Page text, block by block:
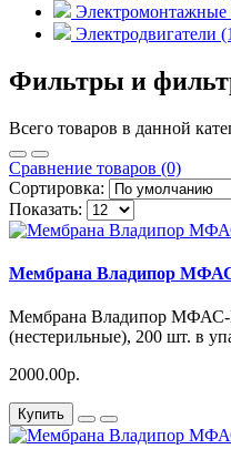
Электромонтажные
Электродвигатели
Фильтры и
Всего товаров в данной
Сравнение товаров (0)
Сортировка:
Показать:
Мембрана Владипор
Мембрана Владипор
(нестерильные), 200 шт. в
2000.00р.
Купить